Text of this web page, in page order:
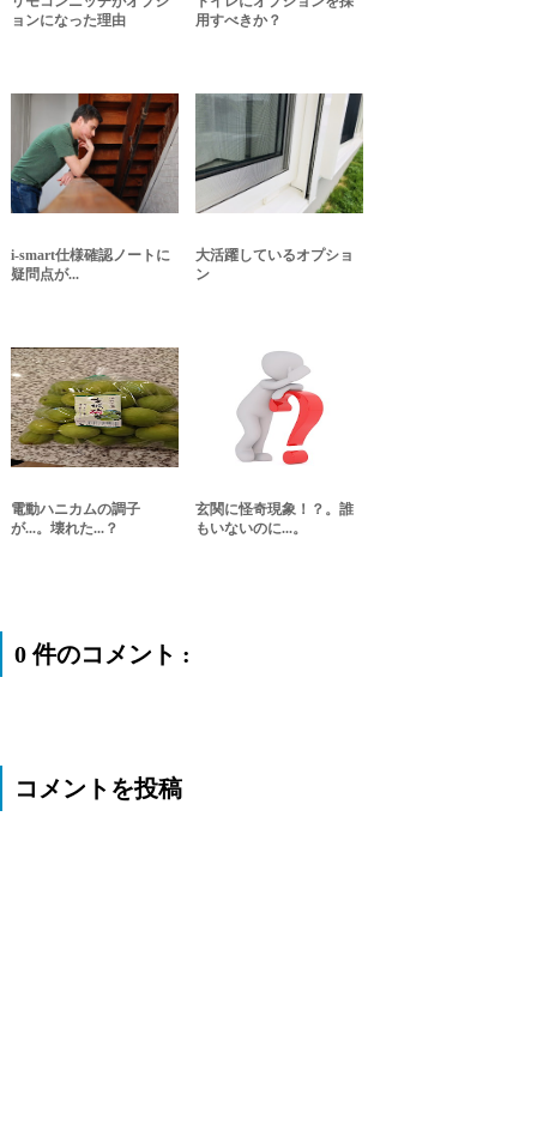
ョンになった理由
用すべきか？
i-smart仕様確認ノートに
疑問点が...
大活躍しているオプショ
ン
電動ハニカムの調子
が...。壊れた...？
玄関に怪奇現象！？。誰
もいないのに...。
0 件のコメント :
コメントを投稿